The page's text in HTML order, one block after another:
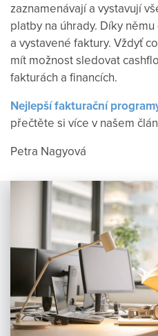
zaznamenávají a vystavují
platby na úhrady. Díky
a vystavené faktury. Vždyť
mít možnost sledovat
fakturách a financích.
Nejlepší fakturační
přečtěte si více v našem
Petra Nagyová